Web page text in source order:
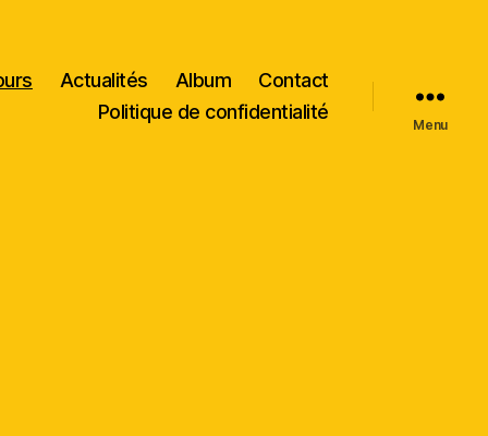
Actualités Album
Contact
Politique de confidentialité
Menu